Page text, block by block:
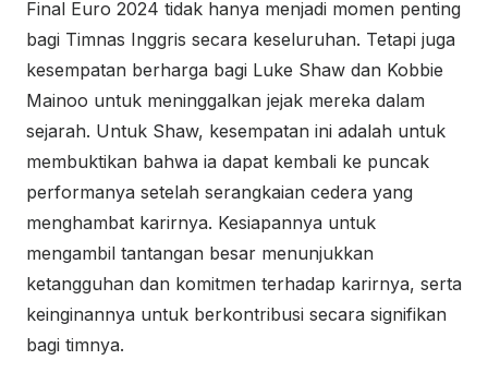
Final Euro 2024 tidak hanya menjadi momen penting
bagi Timnas Inggris secara keseluruhan. Tetapi juga
kesempatan berharga bagi Luke Shaw dan Kobbie
Mainoo untuk meninggalkan jejak mereka dalam
sejarah. Untuk Shaw, kesempatan ini adalah untuk
membuktikan bahwa ia dapat kembali ke puncak
performanya setelah serangkaian cedera yang
menghambat karirnya. Kesiapannya untuk
mengambil tantangan besar menunjukkan
ketangguhan dan komitmen terhadap karirnya, serta
keinginannya untuk berkontribusi secara signifikan
bagi timnya.